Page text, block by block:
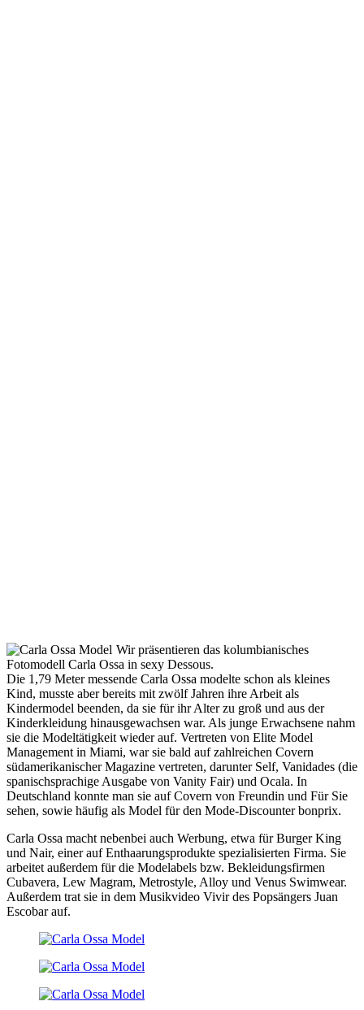
Wir präsentieren das kolumbianisches
Fotomodell Carla Ossa in sexy Dessous.
Die 1,79 Meter messende Carla Ossa modelte schon als kleines
Kind, musste aber bereits mit zwölf Jahren ihre Arbeit als
Kindermodel beenden, da sie für ihr Alter zu groß und aus der
Kinderkleidung hinausgewachsen war. Als junge Erwachsene nahm
sie die Modeltätigkeit wieder auf. Vertreten von Elite Model
Management in Miami, war sie bald auf zahlreichen Covern
südamerikanischer Magazine vertreten, darunter Self, Vanidades (die
spanischsprachige Ausgabe von Vanity Fair) und Ocala. In
Deutschland konnte man sie auf Covern von Freundin und Für Sie
sehen, sowie häufig als Model für den Mode-Discounter bonprix.
Carla Ossa macht nebenbei auch Werbung, etwa für Burger King
und Nair, einer auf Enthaarungsprodukte spezialisierten Firma. Sie
arbeitet außerdem für die Modelabels bzw. Bekleidungsfirmen
Cubavera, Lew Magram, Metrostyle, Alloy und Venus Swimwear.
Außerdem trat sie in dem Musikvideo Vivir des Popsängers Juan
Escobar auf.